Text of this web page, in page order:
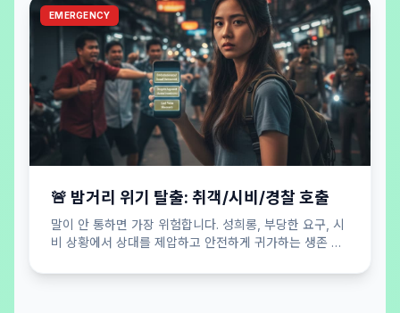
EMERGENCY
🚨 밤거리 위기 탈출: 취객/시비/경찰 호출
말이 안 통하면 가장 위험합니다. 성희롱, 부당한 요구, 시
비 상황에서 상대를 제압하고 안전하게 귀가하는 생존 버